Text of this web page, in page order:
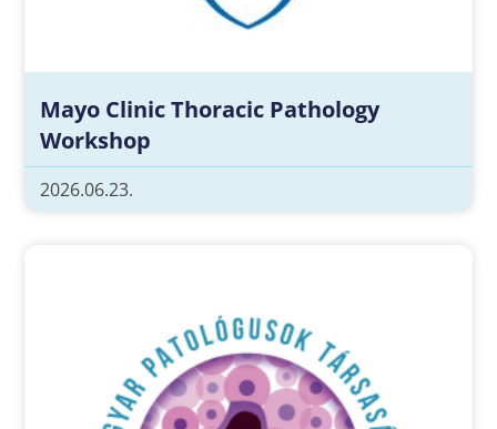
Mayo Clinic Thoracic Pathology
Workshop
2026.06.23.